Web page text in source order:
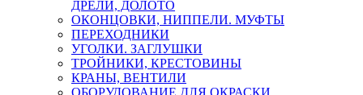
ДРЕЛИ, ДОЛОТО
ОКОНЦОВКИ, НИППЕЛИ. МУФТЫ
ПЕРЕХОДНИКИ
УГОЛКИ. ЗАГЛУШКИ
ТРОЙНИКИ, КРЕСТОВИНЫ
КРАНЫ, ВЕНТИЛИ
ОБОРУДОВАНИЕ ДЛЯ ОКРАСКИ